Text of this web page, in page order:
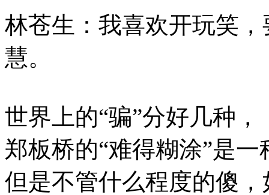
林苍生：我喜欢开玩笑
慧。
世界上的“骗”分好几种
郑板桥的“难得糊涂”是
但是不管什么程度的傻